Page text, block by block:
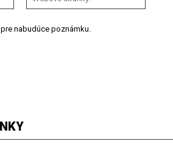
stránky:
nabudúce poznámku.